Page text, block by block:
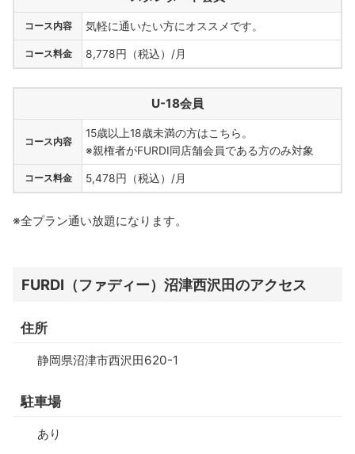
コース内容 気軽に通いたい方にオススメです。
コース料金 8,778円（税込）/月
U-18会員
コース内容
15歳以上18歳未満の方はこちら。
※親権者がFURDI同店舗会員である方のみ対象
コース料金 5,478円（税込）/月
※全プラン通い放題になります。
FURDI（ファディー）沼津西沢田のアクセス
住所
静岡県沼津市西沢田620-1
駐車場
あり